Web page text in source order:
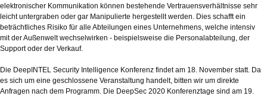
elektronischer Kommunikation können bestehende Vertrauensverhältnisse sehr
leicht untergraben oder gar Manipulierte hergestellt werden. Dies schafft ein
beträchtliches Risiko für alle Abteilungen eines Unternehmens, welche intensiv
mit der Außenwelt wechselwirken - beispielsweise die Personalabteilung, der
Support oder der Verkauf.
Die DeepINTEL Security Intelligence Konferenz findet am 18. November statt. Da
es sich um eine geschlossene Veranstaltung handelt, bitten wir um direkte
Anfragen nach dem Programm. Die DeepSec 2020 Konferenztage sind am 19.